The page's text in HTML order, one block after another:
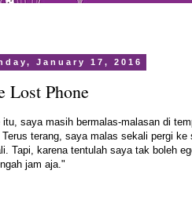
January 17, 2016
Lost Phone
itu, saya masih bermalas-malasan di
terang, saya malas sekali pergi
Tapi, karena tentulah saya tak boleh
jam aja."